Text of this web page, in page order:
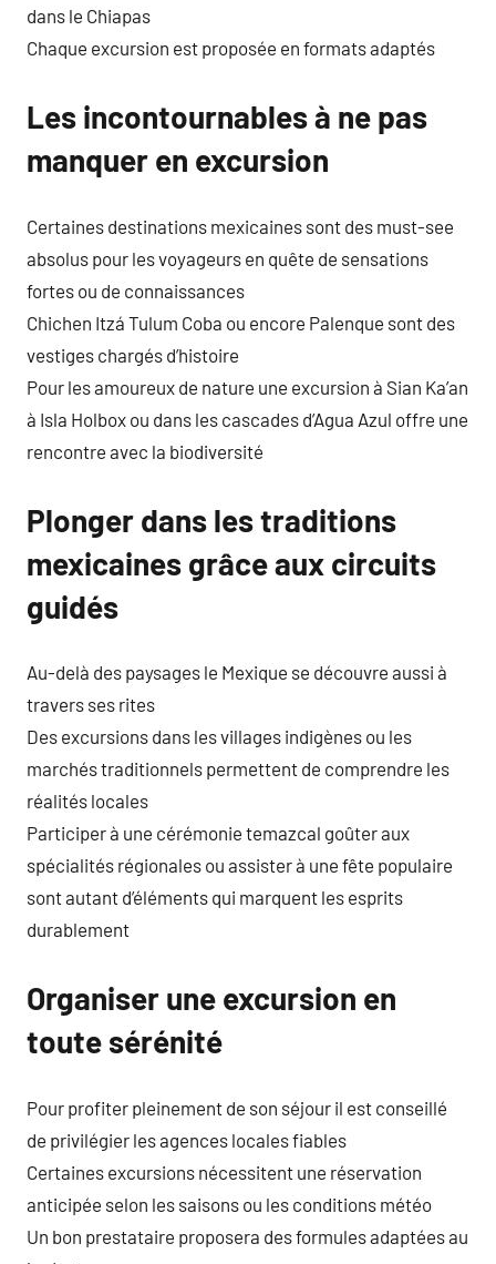
dans le Chiapas
Chaque excursion est proposée en formats adaptés
Les incontournables à ne pas
manquer en excursion
Certaines destinations mexicaines sont des must-see
absolus pour les voyageurs en quête de sensations
fortes ou de connaissances
Chichen Itzá Tulum Coba ou encore Palenque sont des
vestiges chargés d’histoire
Pour les amoureux de nature une excursion à Sian Ka’an
à Isla Holbox ou dans les cascades d’Agua Azul offre une
rencontre avec la biodiversité
Plonger dans les traditions
mexicaines grâce aux circuits
guidés
Au-delà des paysages le Mexique se découvre aussi à
travers ses rites
Des excursions dans les villages indigènes ou les
marchés traditionnels permettent de comprendre les
réalités locales
Participer à une cérémonie temazcal goûter aux
spécialités régionales ou assister à une fête populaire
sont autant d’éléments qui marquent les esprits
durablement
Organiser une excursion en
toute sérénité
Pour profiter pleinement de son séjour il est conseillé
de privilégier les agences locales fiables
Certaines excursions nécessitent une réservation
anticipée selon les saisons ou les conditions météo
Un bon prestataire proposera des formules adaptées au